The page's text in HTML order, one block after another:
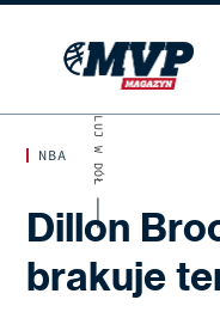
NBA
Dillon
brakuje
SKROLUJ W DÓŁ